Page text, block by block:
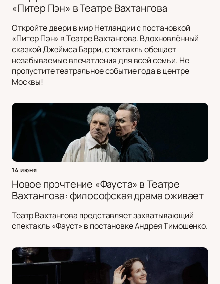
«Питер Пэн» в Театре Вахтангова
Откройте двери в мир Нетландии с постановкой
«Питер Пэн» в Театре Вахтангова. Вдохновлённый
сказкой Джеймса Барри, спектакль обещает
незабываемые впечатления для всей семьи. Не
пропустите театральное событие года в центре
Москвы!
14 июня
Новое прочтение «Фауста» в Театре
Вахтангова: философская драма оживает
Театр Вахтангова представляет захватывающий
спектакль «Фауст» в постановке Андрея Тимошенко.